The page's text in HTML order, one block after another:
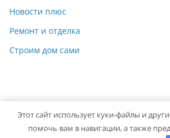
Новости плюс
Ремонт и отделка
Строим дом сами
Copyright © 2026 Мастер на Все Руки.
Этот сайт использует куки-файлы и
помочь вам в навигации, а также